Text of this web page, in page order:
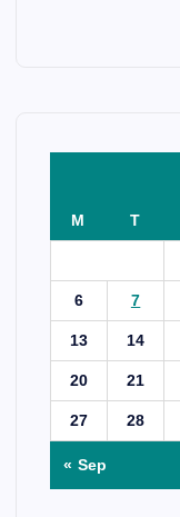
M T
6 7
13 14
20 21
27 28
« Sep